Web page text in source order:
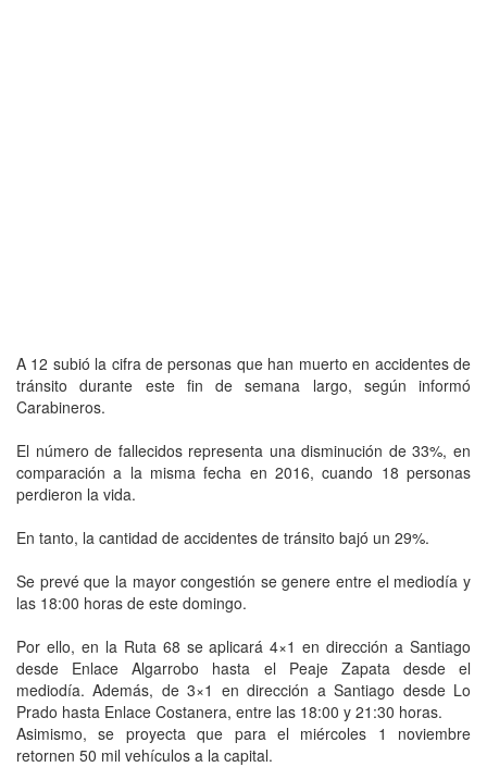
A 12 subió la cifra de personas que han muerto en accidentes de
tránsito durante este fin de semana largo, según informó
Carabineros.
El número de fallecidos representa una disminución de 33%, en
comparación a la misma fecha en 2016, cuando 18 personas
perdieron la vida.
En tanto, la cantidad de accidentes de tránsito bajó un 29%.
Se prevé que la mayor congestión se genere entre el mediodía y
las 18:00 horas de este domingo.
Por ello, en la Ruta 68 se aplicará 4×1 en dirección a Santiago
desde Enlace Algarrobo hasta el Peaje Zapata desde el
mediodía. Además, de 3×1 en dirección a Santiago desde Lo
Prado hasta Enlace Costanera, entre las 18:00 y 21:30 horas.
Asimismo, se proyecta que para el miércoles 1 noviembre
retornen 50 mil vehículos a la capital.